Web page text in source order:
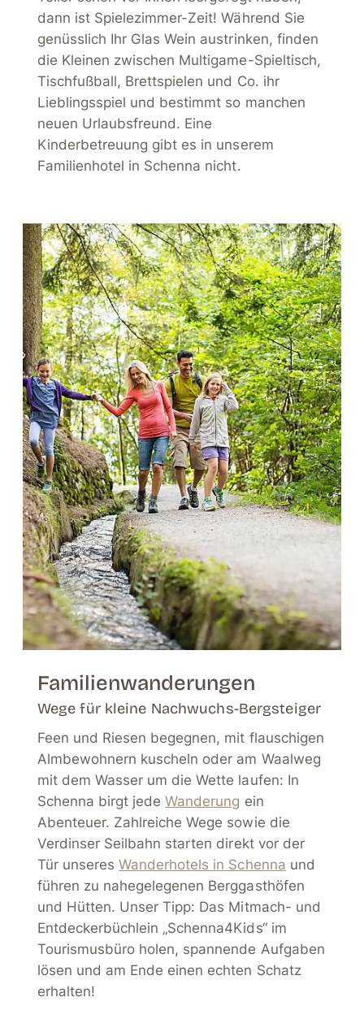
dann ist Spielezimmer-Zeit! Während Sie
genüsslich Ihr Glas Wein austrinken, finden
die Kleinen zwischen Multigame-Spieltisch,
Tischfußball, Brettspielen und Co. ihr
Lieblingsspiel und bestimmt so manchen
neuen Urlaubsfreund. Eine
Kinderbetreuung gibt es in unserem
Familienhotel in Schenna nicht.
Familienwanderungen
Wege für kleine Nachwuchs-Bergsteiger
Feen und Riesen begegnen, mit flauschigen
Almbewohnern kuscheln oder am Waalweg
mit dem Wasser um die Wette laufen: In
Schenna birgt jedeWanderung ein
Abenteuer. Zahlreiche Wege sowie die
Verdinser Seilbahn starten direkt vor der
Tür unseresWanderhotels in Schenna und
führen zu nahegelegenen Berggasthöfen
und Hütten. Unser Tipp: Das Mitmach- und
Entdeckerbüchlein „Schenna4Kids“ im
Tourismusbüro holen, spannende Aufgaben
lösen und am Ende einen echten Schatz
erhalten!